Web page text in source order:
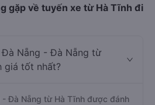
gặp về tuyến xe từ Hà Tĩnh đi
Đà Nẵng - Đà Nẵng từ
giá tốt nhất?
- Đà Nẵng từ Hà Tĩnh được đánh